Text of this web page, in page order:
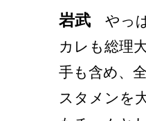
岩武 やっ
カレも総理
手も含め、
スタメンを